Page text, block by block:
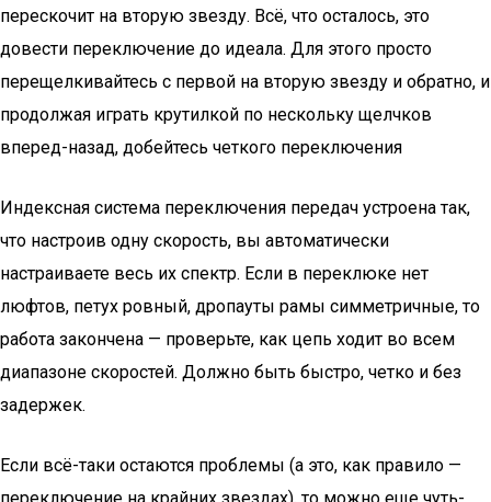
перескочит на вторую звезду. Всё, что осталось, это
довести переключение до идеала. Для этого просто
перещелкивайтесь с первой на вторую звезду и обратно, и
продолжая играть крутилкой по нескольку щелчков
вперед-назад, добейтесь четкого переключения
Индексная система переключения передач устроена так,
что настроив одну скорость, вы автоматически
настраиваете весь их спектр. Если в переклюке нет
люфтов, петух ровный, дропауты рамы симметричные, то
работа закончена — проверьте, как цепь ходит во всем
диапазоне скоростей. Должно быть быстро, четко и без
задержек.
Если всё-таки остаются проблемы (а это, как правило —